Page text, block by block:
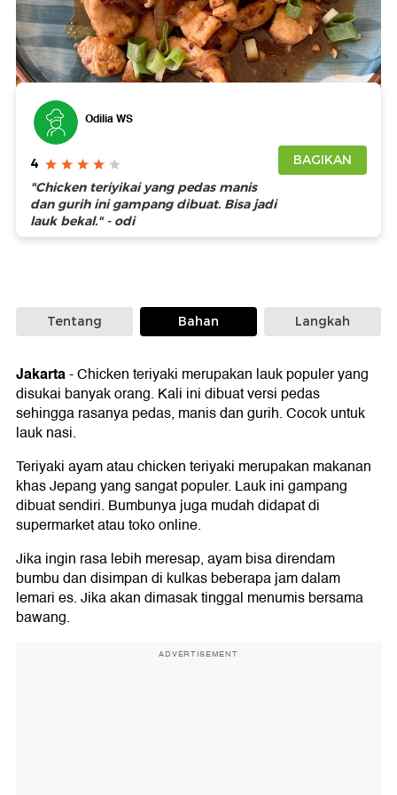
Foto: Detikfood
Odilia WS
4
"Chicken teriyikai yang pedas manis
dan gurih ini gampang dibuat. Bisa jadi
lauk bekal." - odi
BAGIKAN
Tentang Bahan Langkah
Jakarta-Chicken teriyaki merupakan lauk populer yang
disukai banyak orang. Kali ini dibuat versi pedas
sehingga rasanya pedas, manis dan gurih. Cocok untuk
lauk nasi.
Teriyaki ayam atau chicken teriyaki merupakan makanan
khas Jepang yang sangat populer. Lauk ini gampang
dibuat sendiri. Bumbunya juga mudah didapat di
supermarket atau toko online.
Jika ingin rasa lebih meresap, ayam bisa direndam
bumbu dan disimpan di kulkas beberapa jam dalam
lemari es. Jika akan dimasak tinggal menumis bersama
bawang.
ADVERTISEMENT